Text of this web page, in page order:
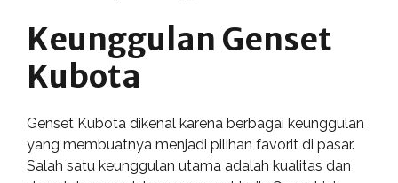
Keunggulan Genset
Kubota
Genset Kubota dikenal karena berbagai keunggulan
yang membuatnya menjadi pilihan favorit di pasar.
Salah satu keunggulan utama adalah kualitas dan